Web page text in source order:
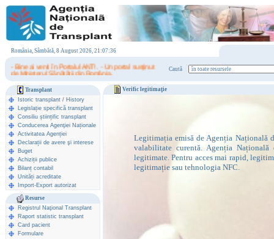
România, Sâmbătă, 8 August 2026, 21:07:36
- Bine ai venit în Portalul ANT! . - Un portal susţinut
de Ministerul Sănătăţii din România.
Caută
Transplant
Istoric transplant / History
Legislație specifică transplant
Consiliu științific transplant
Conducerea Agenţiei Naționale
Activitatea Agenției
Declarații de avere şi interese
Buget
Achiziții publice
Bilanț contabil
Unități acreditate
Import-Export autorizat
Resurse
Registrul Naţional Transplant
Raport statistic transplant
Card pacient
Formulare
Verific legitimaţie
Legitimația emisă de Agenția Națională
valabilitate curentă. Agenția
legitimate. Pentru acces mai rapid,
legitimație sau tehnologia NFC.